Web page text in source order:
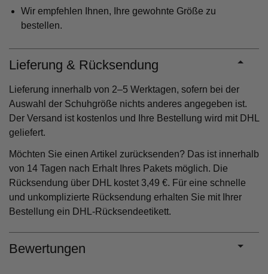
Wir empfehlen Ihnen, Ihre gewohnte Größe zu
bestellen.
Lieferung & Rücksendung
Lieferung innerhalb von 2–5 Werktagen, sofern bei der
Auswahl der Schuhgröße nichts anderes angegeben ist.
Der Versand ist kostenlos und Ihre Bestellung wird mit DHL
geliefert.
Möchten Sie einen Artikel zurücksenden? Das ist innerhalb
von 14 Tagen nach Erhalt Ihres Pakets möglich. Die
Rücksendung über DHL kostet 3,49 €. Für eine schnelle
und unkomplizierte Rücksendung erhalten Sie mit Ihrer
Bestellung ein DHL-Rücksendeetikett.
Bewertungen